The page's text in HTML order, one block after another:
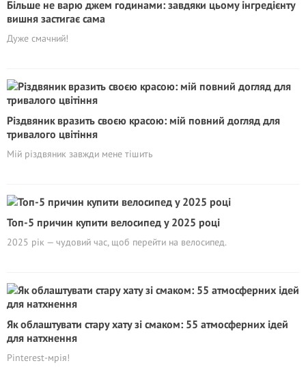
Більше не варю джем годинами: завдяки цьому інгредієнту
вишня застигає сама
Дуже смачний!
Різдвяник вразить своєю красою: мій повний догляд для
тривалого цвітіння
Мій різдвяник завжди мене тішить
Топ-5 причин купити велосипед у 2025 році
2025 рік — чудовий час, щоб перейти на велосипед.
Як облаштувати стару хату зі смаком: 55 атмосферних ідей
для натхнення
Pinterest-мрія!